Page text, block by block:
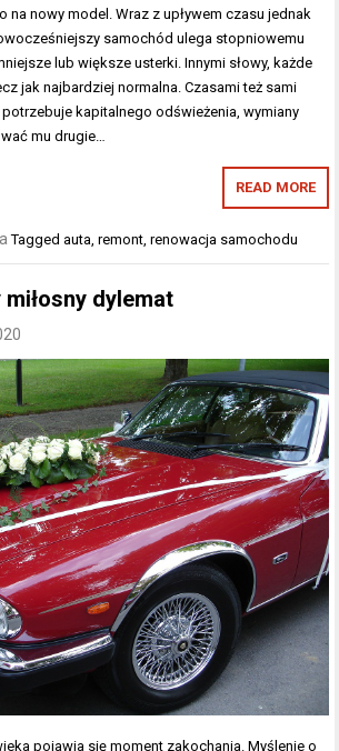
na nowy model. Wraz z upływem czasu jednak
samochód ulega stopniowemu
lub większe usterki. Innymi słowy, każde
jak najbardziej normalna. Czasami też sami
potrzebuje kapitalnego odświeżenia, wymiany
mu drugie…
READ MORE
Taggedauta,remont,renowacja samochodu
dylemat
pojawia się moment zakochania. Myślenie o